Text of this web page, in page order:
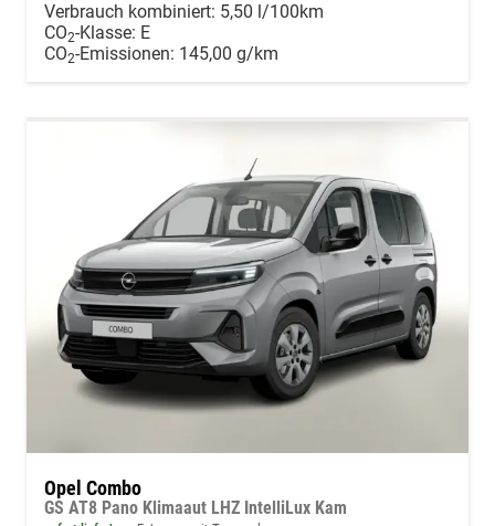
Verbrauch kombiniert: 5,50 l/100km
CO2-Klasse: E
CO2-Emissionen: 145,00 g/km
Opel Combo
GS AT8 Pano Klimaaut LHZ IntelliLux Kam